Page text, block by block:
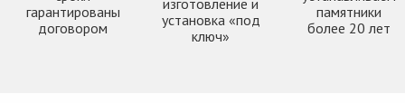
гарантированы
договором
установка «под
ключ»
памятники
более 20 лет